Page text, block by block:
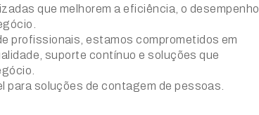
que melhorem a eficiência, o desempenho
profissionais, estamos comprometidos em
suporte contínuo e soluções que
para soluções de contagem de pessoas.